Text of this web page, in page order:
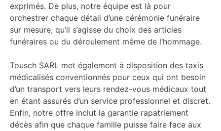
exprimés. De plus, notre équipe est là pour
orchestrer chaque détail d’une cérémonie funéraire
sur mesure, qu’il s’agisse du choix des articles
funéraires ou du déroulement même de l’hommage.
Tousch SARL met également à disposition des taxis
médicalisés conventionnés pour ceux qui ont besoin
d’un transport vers leurs rendez-vous médicaux tout
en étant assurés d’un service professionnel et discret.
Enfin, notre offre inclut la garantie rapatriement
décès afin que chaque famille puisse faire face aux